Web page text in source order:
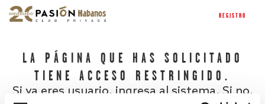
REGISTRO
LA PÁGINA QUE HAS SOLICITADO
TIENE ACCESO RESTRINGIDO.
Si ya eres usuario, ingresa al sistema. Si no,